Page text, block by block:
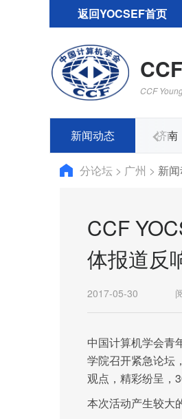
返回YOCSEF首页
CCF
新闻动态
哈尔滨 济南
分论坛 > 广州 > 新
CCF
体报道反
2017-05-30
中国计算机学会青
学院召开紧急论坛
观点，精彩纷呈，
本次活动产生较大